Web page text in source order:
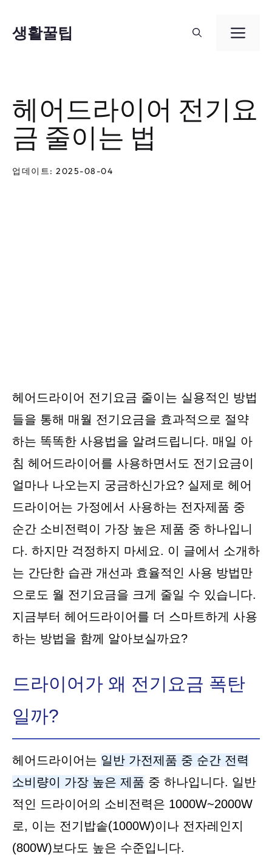
생활꿀팁
메
헤어드라이어 전기요
금 줄이는 법
업데이트: 2025-08-04
헤어드라이어 전기요금 줄이는 실용적인 방법
들을 통해 매월 전기요금을 효과적으로 절약
하는 똑똑한 사용법을 알려드립니다. 매일 아
침 헤어드라이어를 사용하면서도 전기요금이
얼마나 나오는지 궁금하신가요? 실제로 헤어
드라이어는 가정에서 사용하는 전자제품 중
순간 소비전력이 가장 높은 제품 중 하나입니
다. 하지만 걱정하지 마세요. 이 글에서 소개하
는 간단한 습관 개선과 효율적인 사용 방법만
으로도 월 전기요금을 크게 줄일 수 있습니다.
지금부터 헤어드라이어를 더 스마트하게 사용
하는 방법을 함께 알아보실까요?
드라이어가 왜 전기요금 폭탄
일까?
헤어드라이어는 일반 가전제품 중 순간 전력
소비량이 가장 높은 제품 중 하나입니다. 일반
적인 드라이어의 소비전력은 1000W~2000W
로, 이는 전기밥솥(1000W)이나 전자레인지
(800W)보다도 높은 수준입니다.